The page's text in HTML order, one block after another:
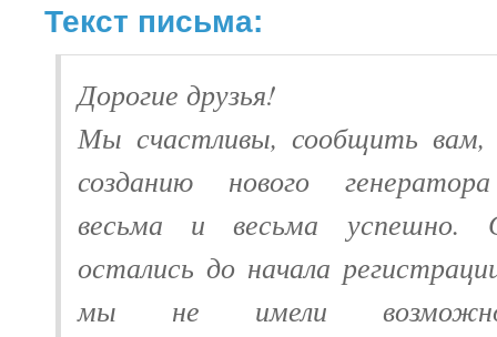
Текст письма:
Дорогие друзья!
Мы счастливы, сообщить
созданию нового
весьма и весьма успешно.
остались до начала
мы не имели